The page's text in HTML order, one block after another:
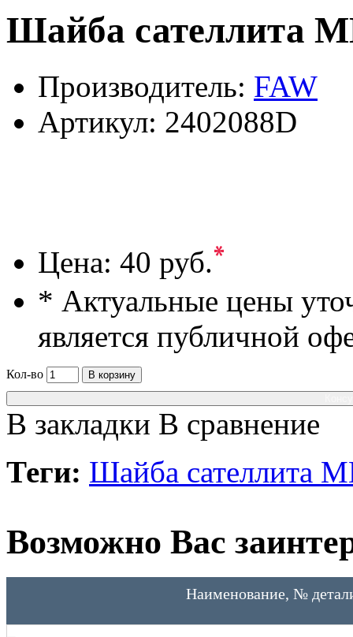
Шайба сателлита
Производитель: FAW
Артикул: 2402088D
Цена: 40 руб.*
* Актуальные цены
является публичной
Кол-во
В корзину
В закладки В сравнение
Теги: Шайба сателлита
Возможно Вас
Наименование, №